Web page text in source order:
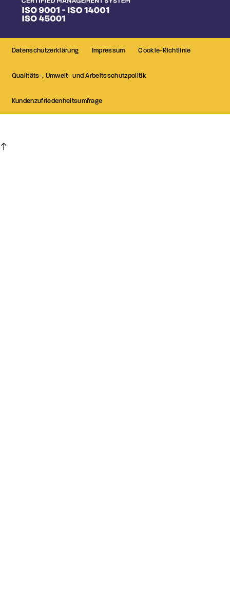
Datenschutzerklärung Impressum Cookie-Richtlinie
Qualitäts-, Umwelt- und Arbeitsschutzpolitik
Kundenzufriedenheitsumfrage